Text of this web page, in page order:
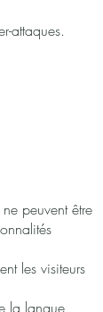
attaques.
peuvent être
les visiteurs
la langue